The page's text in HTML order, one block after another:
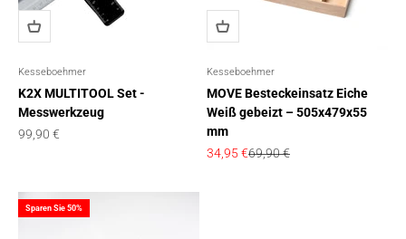
Kesseboehmer
K2X MULTITOOL Set -
Messwerkzeug
Angebot
99,90 €
Kesseboehmer
MOVE Besteckeinsatz Eiche
Weiß gebeizt – 505x479x55
mm
Angebot
34,95 €Regulärer Preis
69,90 €
Sparen Sie 50%